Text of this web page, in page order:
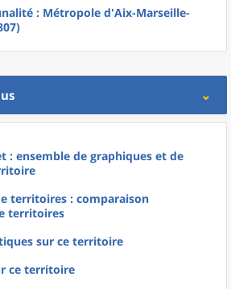
: Métropole d'Aix-Marseille-
: ensemble de graphiques et de
territoires : comparaison
territoires
sur ce territoire
ce territoire